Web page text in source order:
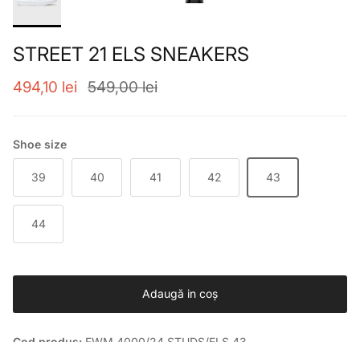
STREET 21 ELS SNEAKERS
Preț de vânzare
494,10 lei Preț obișnuit
549,00 lei
Shoe size
39 40 41 42 43
44
Adaugă in coş